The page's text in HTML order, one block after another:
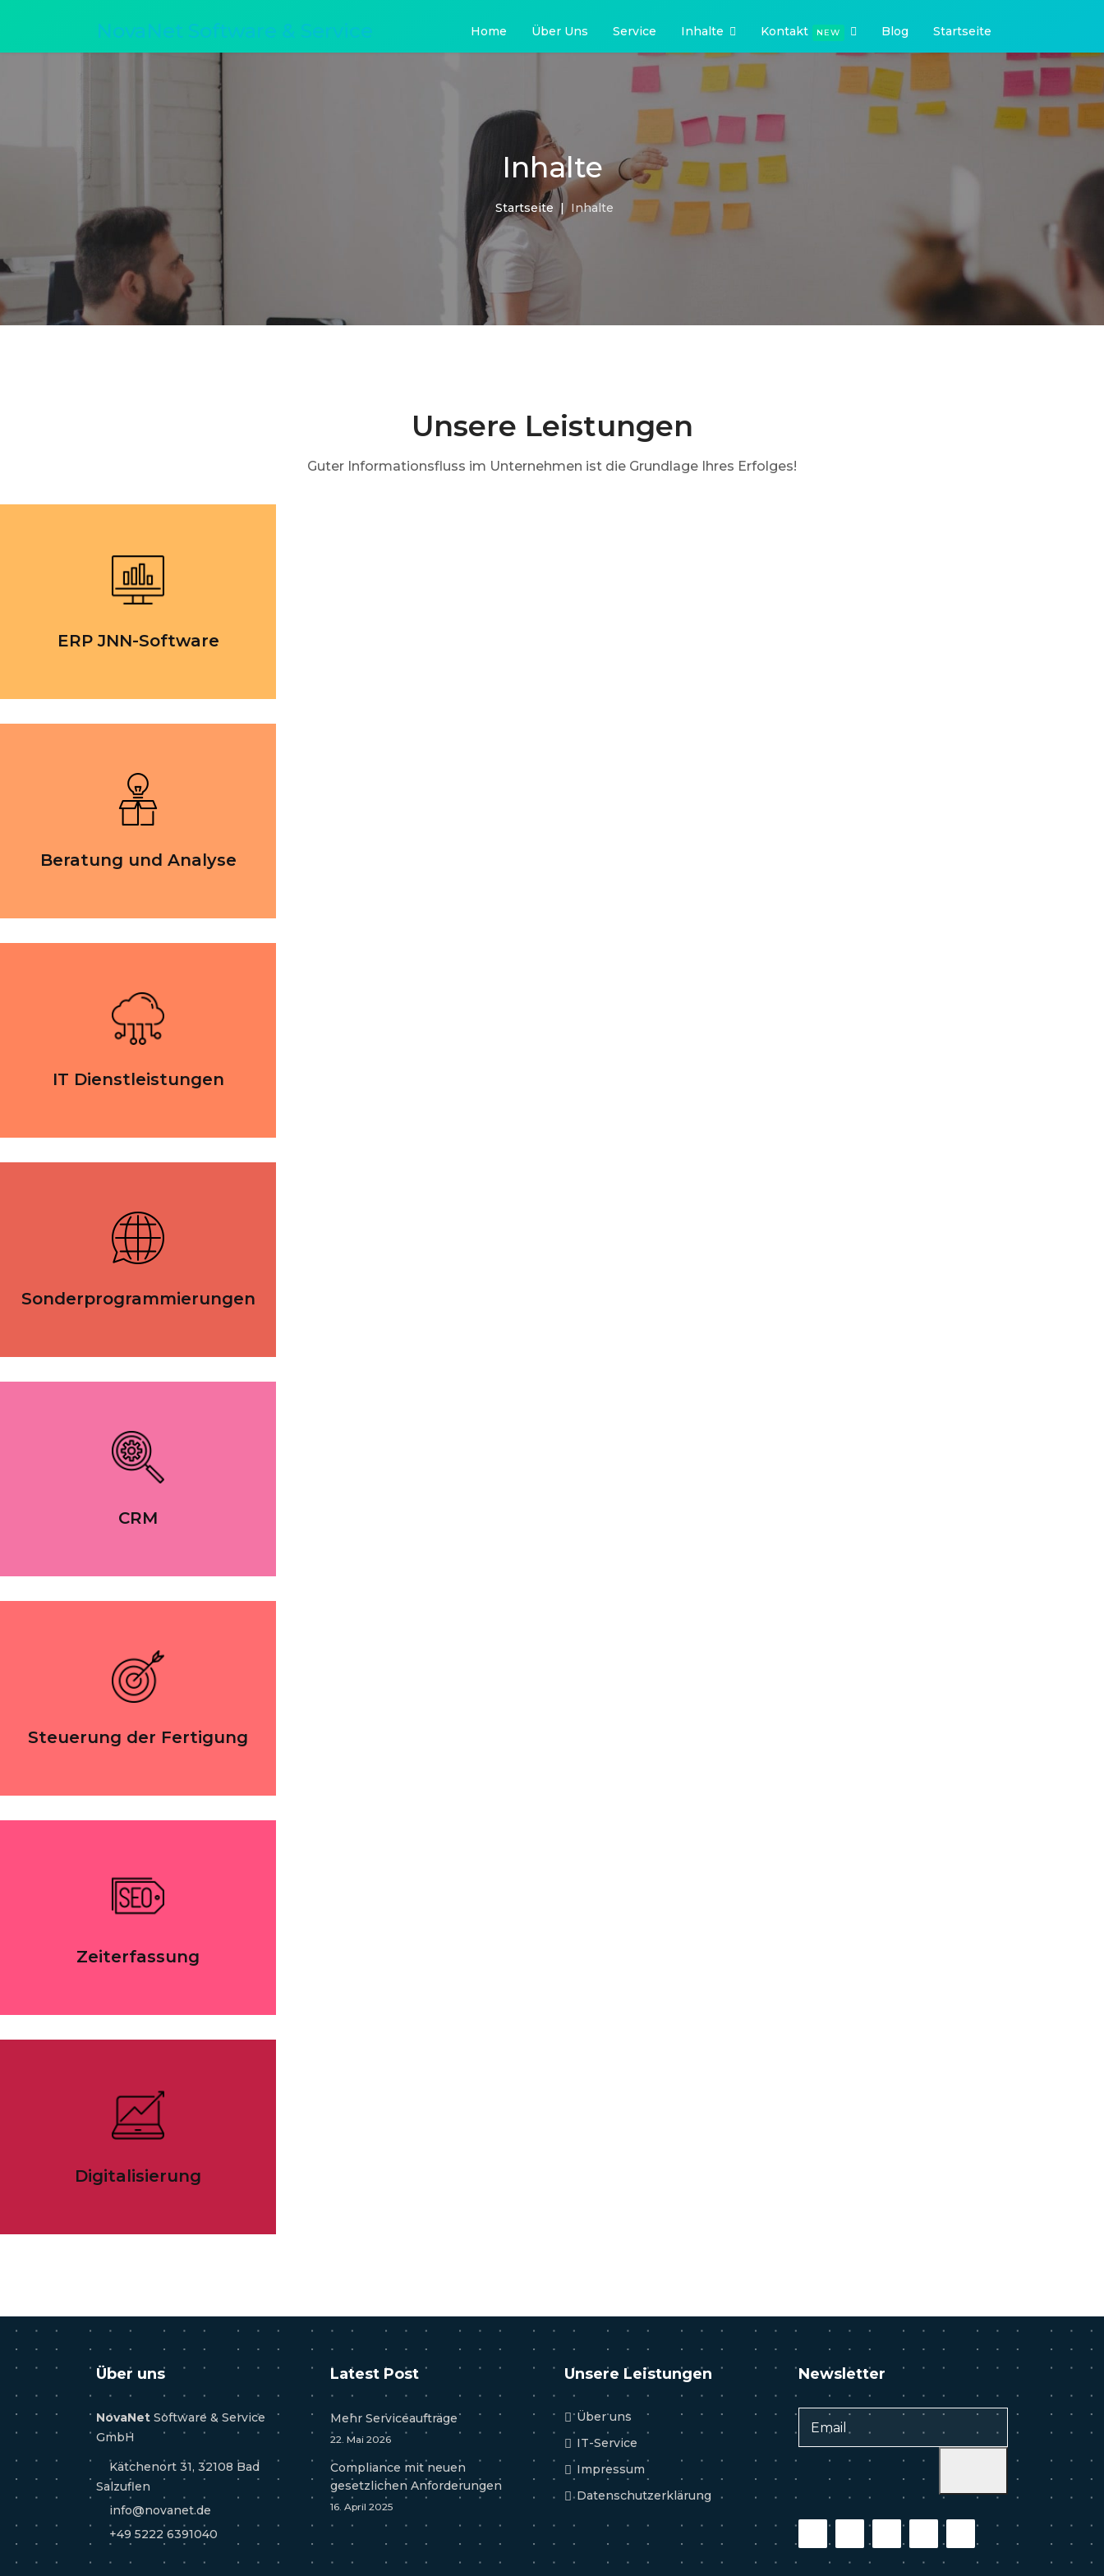
NovaNet Software & Service Home Über Uns Service Inhalte Kontakt NEW Blog Startseite
Inhalte
Startseite Inhalte
Unsere Leistungen
Guter Informationsfluss im Unternehmen ist die Grundlage Ihres Erfolges!
ERP JNN-Software
Beratung und Analyse
IT Dienstleistungen
Sonderprogrammierungen
CRM
Steuerung der Fertigung
Zeiterfassung
Digitalisierung
Über uns
NovaNet Software & Service
GmbH
Kätchenort 31, 32108 Bad
Salzuflen
info@novanet.de
+49 5222 6391040
Latest Post
Mehr Serviceaufträge
22. Mai 2026
Compliance mit neuen
gesetzlichen Anforderungen
16. April 2025
Unsere Leistungen
Über uns
IT-Service
Impressum
Datenschutzerklärung
Newsletter